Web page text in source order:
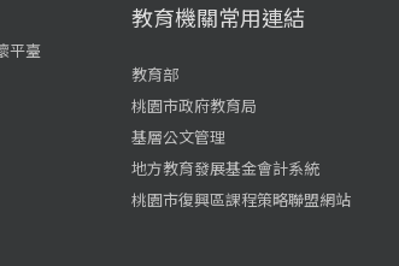
平臺
教育機關常用連結
教育部
桃園市政府教育局
基層公文管理
地方教育發展基金會計系統
桃園市復興區課程策略聯盟網站